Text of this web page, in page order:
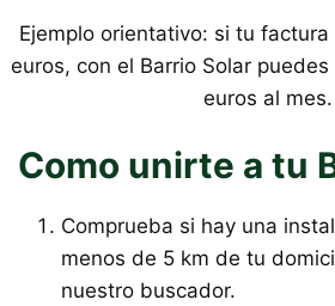
Ejemplo orientativo: si tu
euros, con el Barrio Solar
euros al mes.
Como unirte a tu
Comprueba si hay una
menos de 5 km de tu
nuestro buscador.